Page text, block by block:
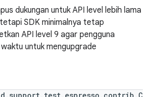
dukungan untuk API level lebih lama
SDK minimalnya tetap
API level 9 agar pengguna
waktu untuk mengupgrade